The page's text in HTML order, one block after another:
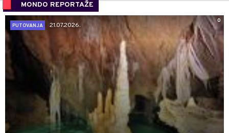
MONDO REPORTAŽE
0
PUTOVANJA
21.07.2026.